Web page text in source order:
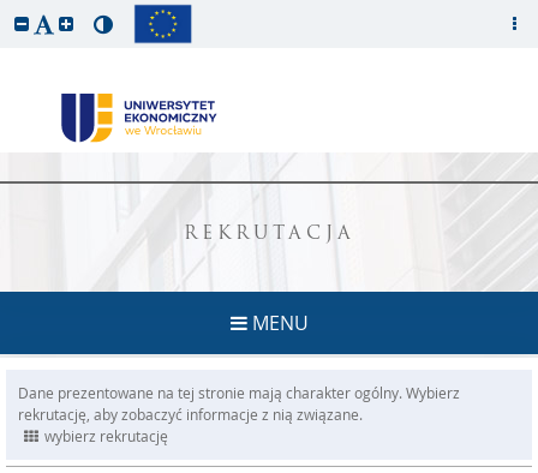
REKRUTACJA
MENU
Dane prezentowane na tej stronie mają charakter ogólny. Wybierz
rekrutację, aby zobaczyć informacje z nią związane.
wybierz rekrutację